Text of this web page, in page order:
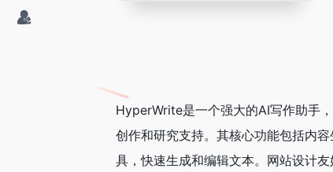
HyperWrite是一个强大的AI写作助手
创作和研究支持。其核心功能包括内
具，快速生成和编辑文本。网站设计